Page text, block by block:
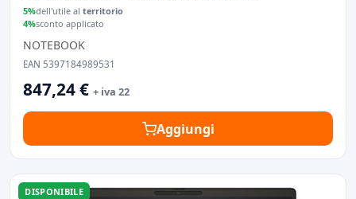
5%dell'utile al territorio
4%sconto applicato
NOTEBOOK
EAN 5397184989531
847,24 € + iva 22
Aggiungi
DISPONIBILE